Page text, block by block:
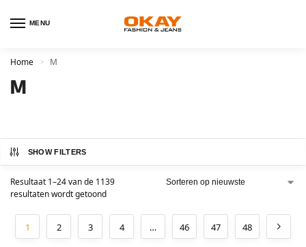
MENU
Home > M
M
SHOW FILTERS
Resultaat 1–24 van de 1139
resultaten wordt getoond
1 2 3 4 … 46 47 48